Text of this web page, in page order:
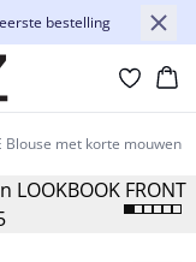
bestelling
Blouse met korte mouwen